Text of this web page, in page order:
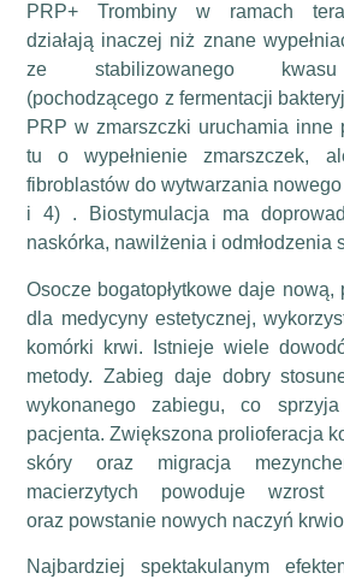
PRP+ Trombiny w ramach
działają inaczej niż znane
ze stabilizowanego kwasu
(pochodzącego z fermentacji
PRP w zmarszczki uruchamia inne
tu o wypełnienie zmarszczek,
fibroblastów do wytwarzania
i 4) . Biostymulacja ma
naskórka, nawilżenia i odmłodzenia
Osocze bogatopłytkowe daje nową,
dla medycyny estetycznej,
komórki krwi. Istnieje wiele
metody. Zabieg daje dobry
wykonanego zabiegu, co
pacjenta. Zwiększona prolioferacja
skóry oraz migracja
macierzytych powoduje wzrost
oraz powstanie nowych naczyń
Najbardziej spektakulanym